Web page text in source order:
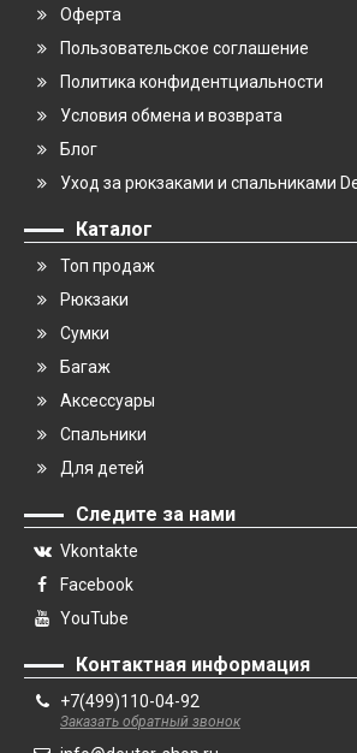
Оферта
Пользовательское соглашение
Политика конфидентциальности
Условия обмена и возврата
Блог
Уход за рюкзаками и спальниками
Каталог
Топ продаж
Рюкзаки
Сумки
Багаж
Аксессуары
Спальники
Для детей
Следите за нами
Vkontakte
Facebook
YouTube
Контактная информация
+7(499)110-04-92
Заказать обратный звонок